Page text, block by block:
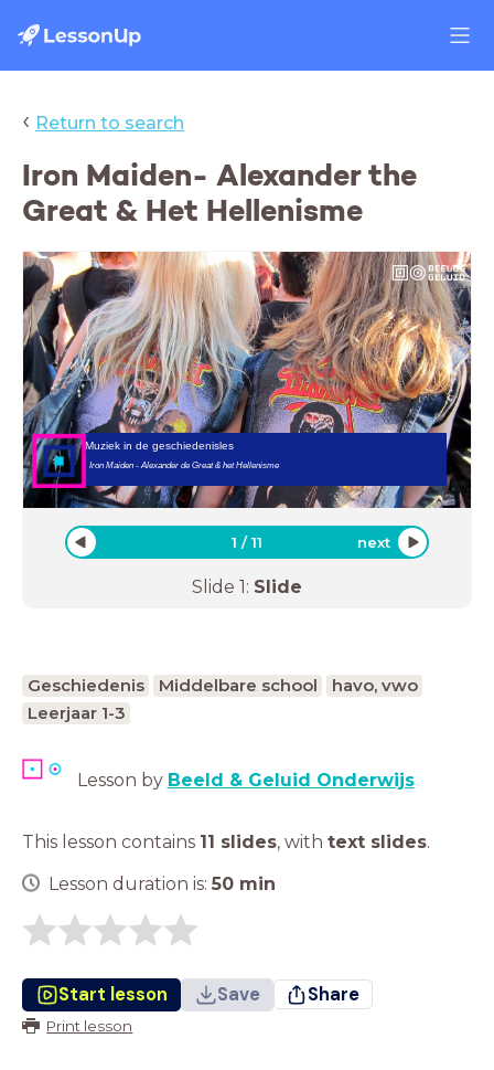
‹ Return to search
Iron Maiden- Alexander the
Great & Het Hellenisme
Muziek in de geschiedenisles
Iron Maiden - Alexander de Great & het Hellenisme
1 /11 next
Slide 1: Slide
Geschiedenis Middelbare school
havo, vwo
Leerjaar 1-3
Lesson by Beeld & Geluid Onderwijs
This lesson contains 11 slides, with text slides.
Lesson duration is: 50 min
Start lesson Save Share
Print lesson